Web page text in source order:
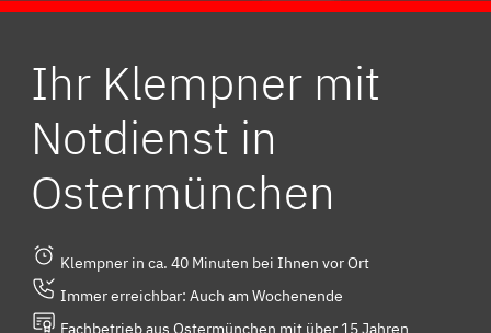
Ihr Klempner mit
Notdienst in
Ostermünchen
Klempner in ca. 40 Minuten bei Ihnen vor Ort
Immer erreichbar: Auch am Wochenende
Fachbetrieb aus Ostermünchen mit über 15 Jahren